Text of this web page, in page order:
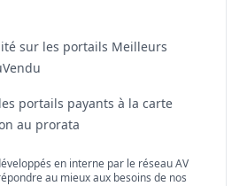
sur les portails Meilleurs
portails payants à la carte
au prorata
en interne par le réseau AV
au mieux aux besoins de nos